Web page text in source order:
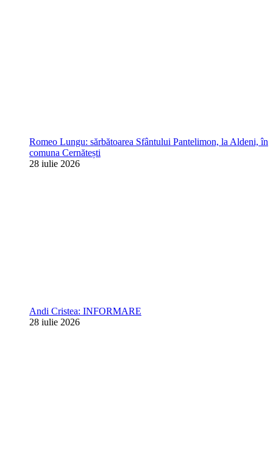
Romeo Lungu: sărbătoarea Sfântului Pantelimon, la Aldeni, în
comuna Cernătești
28 iulie 2026
Andi Cristea: INFORMARE
28 iulie 2026